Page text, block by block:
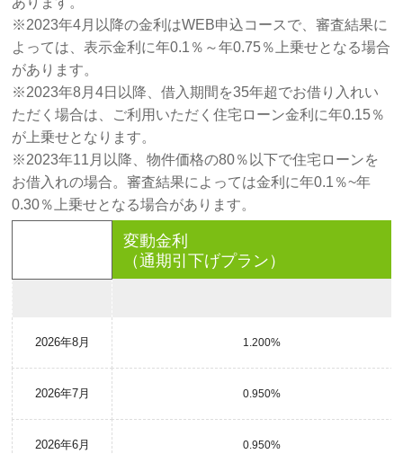
※2023年4月以降の金利はWEB申込コースで、審査結果に
よっては、表示金利に年0.1％～年0.75％上乗せとなる場合
があります。
※2023年8月4日以降、借入期間を35年超でお借り入れい
ただく場合は、ご利用いただく住宅ローン金利に年0.15％
が上乗せとなります。
※2023年11月以降、物件価格の80％以下で住宅ローンを
お借入れの場合。審査結果によっては金利に年0.1％~年
0.30％上乗せとなる場合があります。
変動金利
（通期引下げプラン）
2026年8月 1.200%
2026年7月 0.950%
2026年6月 0.950%